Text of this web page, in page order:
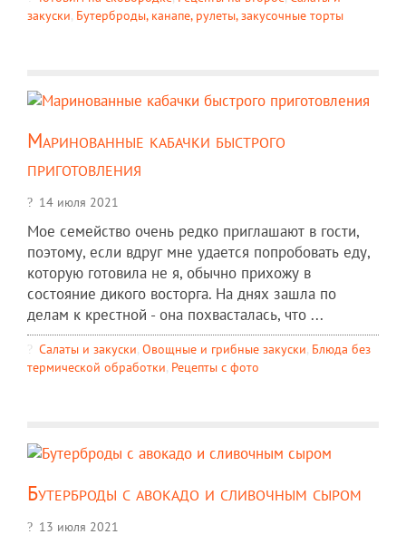
закуски, Бутерброды, канапе, рулеты, закусочные торты
Маринованные кабачки быстрого
приготовления
14 июля 2021
Мое семейство очень редко приглашают в гости,
поэтому, если вдруг мне удается попробовать еду,
которую готовила не я, обычно прихожу в
состояние дикого восторга. На днях зашла по
делам к крестной - она похвасталась, что ...
Салаты и закуски, Овощные и грибные закуски, Блюда без
термической обработки, Рецепты c фото
Бутерброды с авокадо и сливочным сыром
13 июля 2021